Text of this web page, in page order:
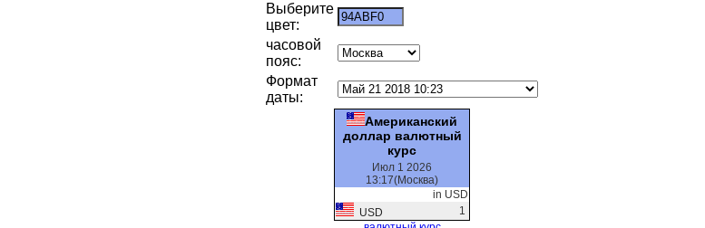
Выберите
цвет:
часовой
пояс:
Формат
даты:
Американский
доллар валютный
курс
Июл 1 2026
13:17(Москва)
in USD
USD
1